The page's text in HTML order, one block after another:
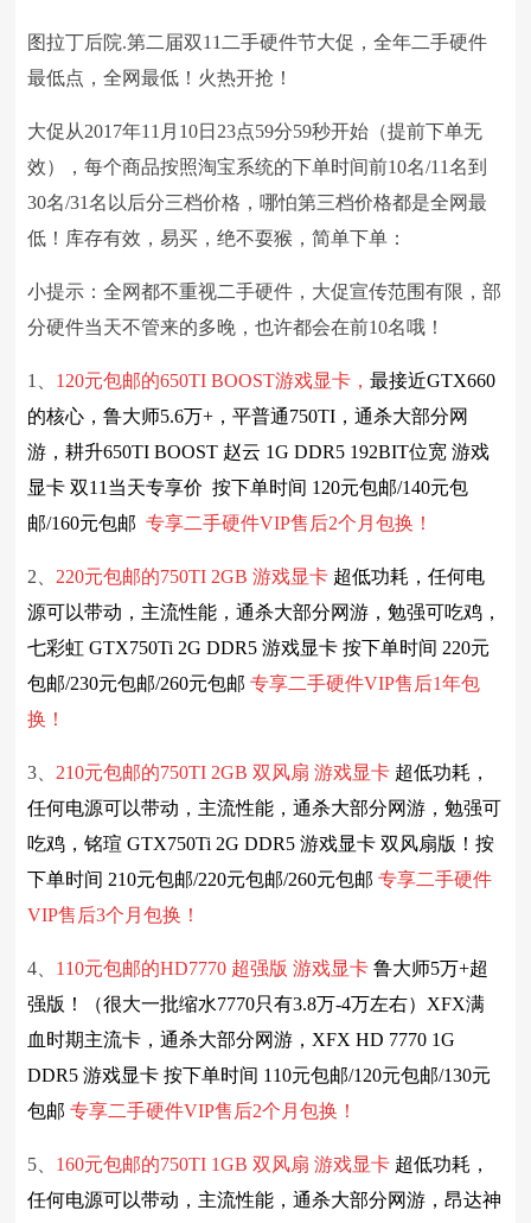
图拉丁后院.第二届双11二手硬件节大促，全年二手硬件
最低点，全网最低！火热开抢！
大促从2017年11月10日23点59分59秒开始（提前下单无
效），每个商品按照淘宝系统的下单时间前10名/11名到
30名/31名以后分三档价格，哪怕第三档价格都是全网最
低！库存有效，易买，绝不耍猴，简单下单：
小提示：全网都不重视二手硬件，大促宣传范围有限，部
分硬件当天不管来的多晚，也许都会在前10名哦！
1、 120元包邮的650TI BOOST游戏显卡，最接近GTX660
的核心，鲁大师5.6万+，平普通750TI，通杀大部分网
游，耕升650TI BOOST 赵云 1G DDR5 192BIT位宽 游戏
显卡 双11当天专享价 按下单时间 120元包邮/140元包
邮/160元包邮 专享二手硬件VIP售后2个月包换！
2、 220元包邮的750TI 2GB 游戏显卡 超低功耗，任何电
源可以带动，主流性能，通杀大部分网游，勉强可吃鸡，
七彩虹 GTX750Ti 2G DDR5 游戏显卡 按下单时间 220元
包邮/230元包邮/260元包邮 专享二手硬件VIP售后1年包
换！
3、 210元包邮的750TI 2GB 双风扇 游戏显卡 超低功耗，
任何电源可以带动，主流性能，通杀大部分网游，勉强可
吃鸡，铭瑄 GTX750Ti 2G DDR5 游戏显卡 双风扇版！按
下单时间 210元包邮/220元包邮/260元包邮 专享二手硬件
VIP售后3个月包换！
4、 110元包邮的HD7770 超强版 游戏显卡鲁大师5万+超
强版！（很大一批缩水7770只有3.8万-4万左右）XFX满
血时期主流卡，通杀大部分网游，XFX HD 7770 1G
DDR5 游戏显卡 按下单时间 110元包邮/120元包邮/130元
包邮 专享二手硬件VIP售后2个月包换！
5、 160元包邮的750TI 1GB 双风扇 游戏显卡 超低功耗，
任何电源可以带动，主流性能，通杀大部分网游，昂达神